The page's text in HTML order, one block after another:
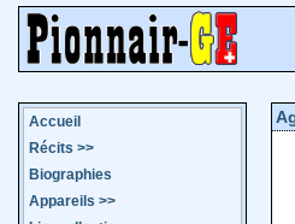
Accueil
Récits >>
Biographies
Appareils >>